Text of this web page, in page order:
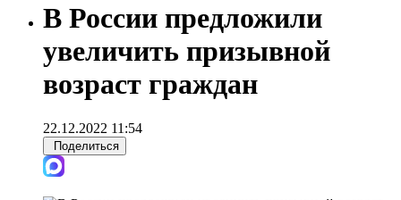
В России предложили
увеличить призывной
возраст граждан
22.12.2022 11:54
Поделиться